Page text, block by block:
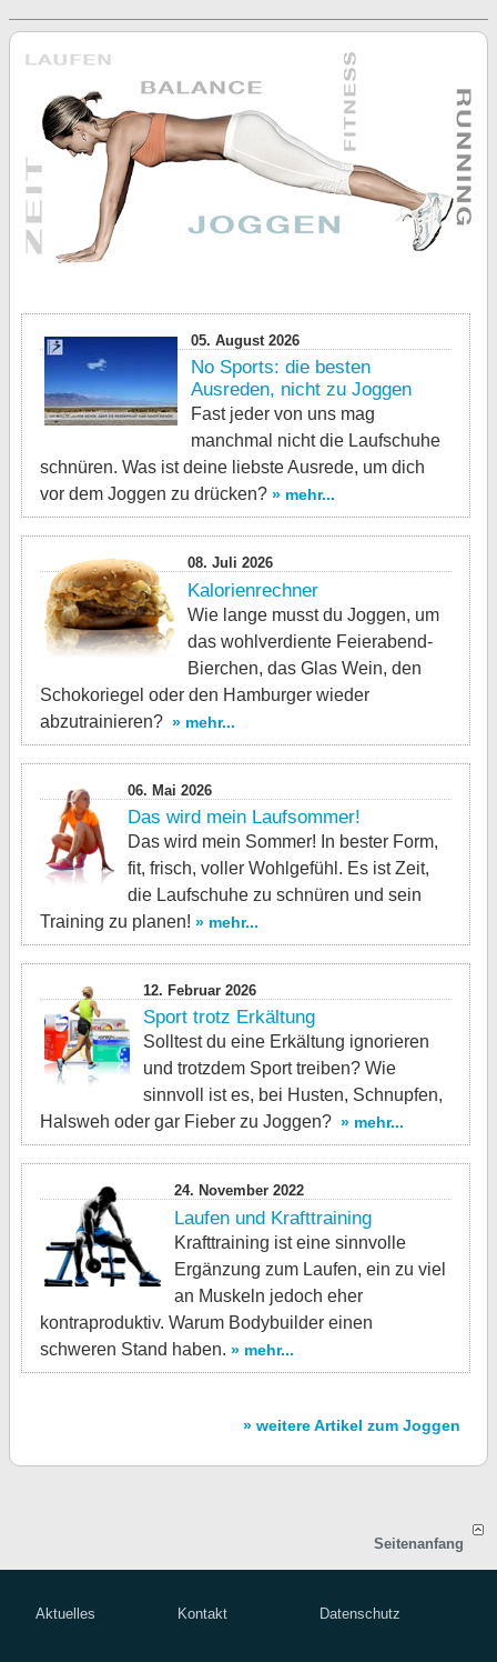
05. August 2026
No Sports: die besten
Ausreden, nicht zu Joggen
Fast jeder von uns mag
manchmal nicht die Laufschuhe
schnüren. Was ist deine liebste Ausrede, um dich
vor dem Joggen zu drücken? » mehr...
08. Juli 2026
Kalorienrechner
Wie lange musst du Joggen, um
das wohlverdiente Feierabend-
Bierchen, das Glas Wein, den
Schokoriegel oder den Hamburger wieder
abzutrainieren? » mehr...
06. Mai 2026
Das wird mein Laufsommer!
Das wird mein Sommer! In bester Form,
fit, frisch, voller Wohlgefühl. Es ist Zeit,
die Laufschuhe zu schnüren und sein
Training zu planen! » mehr...
12. Februar 2026
Sport trotz Erkältung
Solltest du eine Erkältung ignorieren
und trotzdem Sport treiben? Wie
sinnvoll ist es, bei Husten, Schnupfen,
Halsweh oder gar Fieber zu Joggen? » mehr...
24. November 2022
Laufen und Krafttraining
Krafttraining ist eine sinnvolle
Ergänzung zum Laufen, ein zu viel
an Muskeln jedoch eher
kontraproduktiv. Warum Bodybuilder einen
schweren Stand haben. » mehr...
» weitere Artikel zum Joggen
Seitenanfang
Aktuelles Kontakt Datenschutz